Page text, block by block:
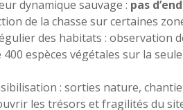
dynamique sauvage : pas
de la chasse sur certaines
des habitats : observation
espèces végétales sur la
: sorties nature,
les trésors et fragilités du